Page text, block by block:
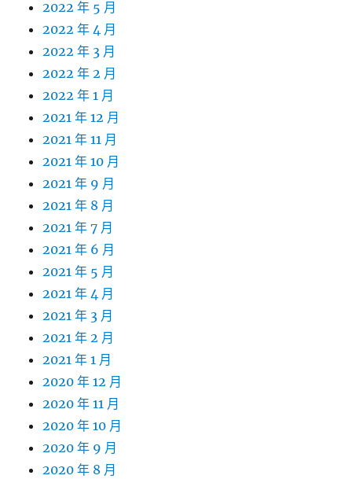
2022 年 5 月
2022 年 4 月
2022 年 3 月
2022 年 2 月
2022 年 1 月
2021 年 12 月
2021 年 11 月
2021 年 10 月
2021 年 9 月
2021 年 8 月
2021 年 7 月
2021 年 6 月
2021 年 5 月
2021 年 4 月
2021 年 3 月
2021 年 2 月
2021 年 1 月
2020 年 12 月
2020 年 11 月
2020 年 10 月
2020 年 9 月
2020 年 8 月